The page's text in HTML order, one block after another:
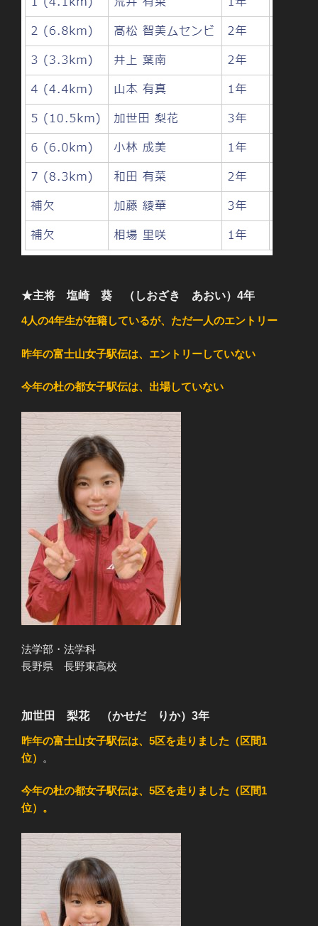
★主将 塩崎 葵 （しおざき あおい）4年
4人の4年生が在籍しているが、ただ一人のエントリー
昨年の富士山女子駅伝は、エントリーしていない
今年の杜の都女子駅伝は、出場していない
法学部・法学科
長野県 長野東高校
加世田 梨花 （かせだ りか）3年
昨年の富士山女子駅伝は、5区を走りました（区間1
位）
。
今年の杜の都女子駅伝は、5区を走りました（区間1
位）。